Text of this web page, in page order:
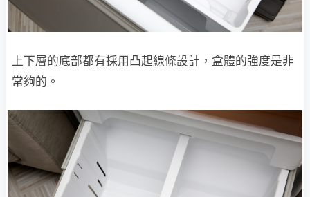
上下層的底部都有採用凸起線條設計，盒體的強度是非
常夠的。